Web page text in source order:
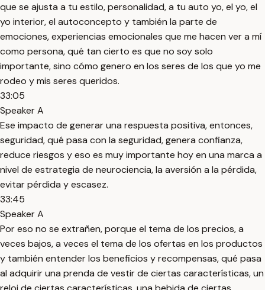
que se ajusta a tu estilo, personalidad, a tu auto yo, el yo, el
yo interior, el autoconcepto y también la parte de
emociones, experiencias emocionales que me hacen ver a mí
como persona, qué tan cierto es que no soy solo
importante, sino cómo genero en los seres de los que yo me
rodeo y mis seres queridos.
33:05
Speaker A
Ese impacto de generar una respuesta positiva, entonces,
seguridad, qué pasa con la seguridad, genera confianza,
reduce riesgos y eso es muy importante hoy en una marca a
nivel de estrategia de neurociencia, la aversión a la pérdida,
evitar pérdida y escasez.
33:45
Speaker A
Por eso no se extrañen, porque el tema de los precios, a
veces bajos, a veces el tema de los ofertas en los productos
y también entender los beneficios y recompensas, qué pasa
al adquirir una prenda de vestir de ciertas características, un